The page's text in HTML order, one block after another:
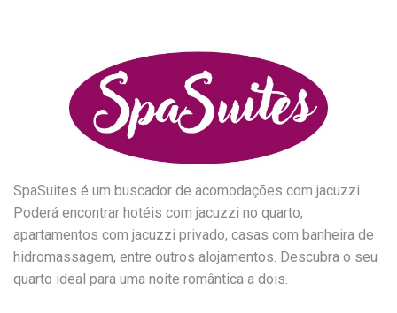
SpaSuites é um buscador de acomodações com jacuzzi.
Poderá encontrar hotéis com jacuzzi no quarto,
apartamentos com jacuzzi privado, casas com banheira de
hidromassagem, entre outros alojamentos. Descubra o seu
quarto ideal para uma noite romântica a dois.